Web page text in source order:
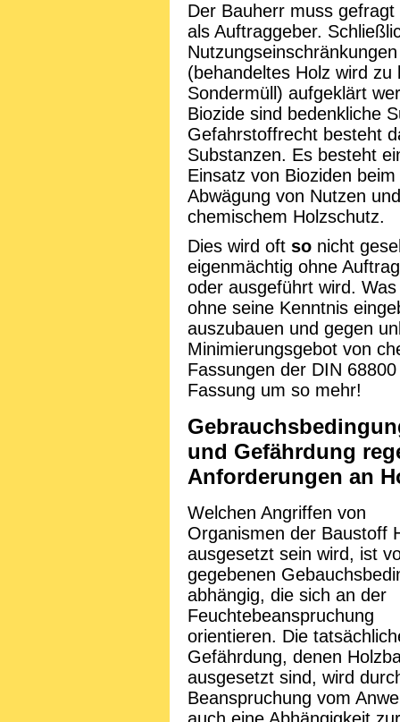
Der Bauherr muss
als Auftraggeber.
(behandeltes Holz wird
Sondermüll) aufgeklärt
Biozide sind bedenkliche
Gefahrstoffrecht besteht
Substanzen. Es besteht
Einsatz von Bioziden
Abwägung von Nutzen
chemischem Holzschutz.
Dies wird oft so nicht
eigenmächtig ohne
oder ausgeführt wird.
ohne seine Kenntnis
auszubauen und gegen
Minimierungsgebot von
Fassungen der DIN
Fassung um so mehr!
und Gefährdung
Anforderungen an
Welchen Angriffen von
Organismen der Baustoff
ausgesetzt sein wird, ist
gegebenen
abhängig, die sich an der
Feuchtebeanspruchung
orientieren. Die
Gefährdung, denen
ausgesetzt sind, wird
Beanspruchung vom